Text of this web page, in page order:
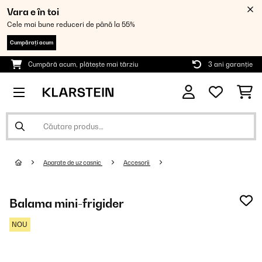
Vara e în toi
Cele mai bune reduceri de până la 55%
Cumpărați acum
Cumpără acum, plătește mai târziu 3 ani garanție
Aparate de uz casnic Accesorii
Balama mini-frigider
NOU